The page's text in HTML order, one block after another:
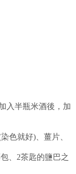
入半瓶米酒後，加
色就好)、薑片、
、2茶匙的鹽巴之